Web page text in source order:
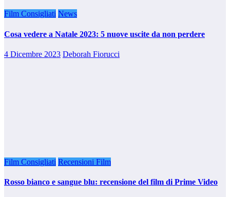
Film Consigliati News
Cosa vedere a Natale 2023: 5 nuove uscite da non perdere
4 Dicembre 2023 Deborah Fiorucci
Film Consigliati Recensioni Film
Rosso bianco e sangue blu: recensione del film di Prime Video